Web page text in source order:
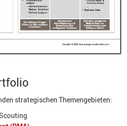
strategischen Themengebieten: